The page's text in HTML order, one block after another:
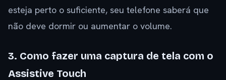
esteja perto o suficiente, seu telefone saberá que
não deve dormir ou aumentar o volume.
3. Como fazer uma captura de tela com o
Assistive Touch